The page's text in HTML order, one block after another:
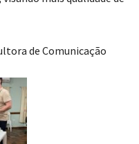
de Comunicação